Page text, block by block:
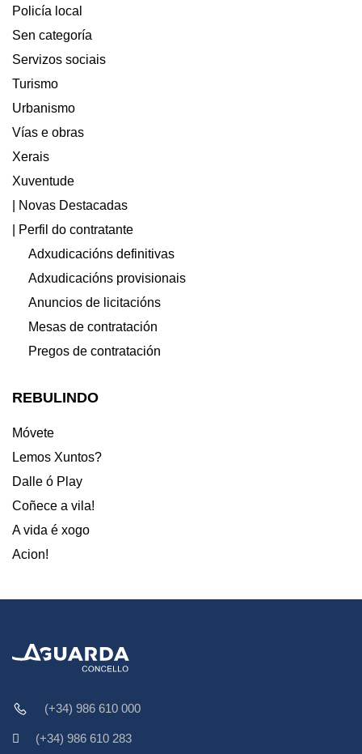
Policía local
Sen categoría
Servizos sociais
Turismo
Urbanismo
Vías e obras
Xerais
Xuventude
| Novas Destacadas
| Perfil do contratante
Adxudicacións definitivas
Adxudicacións provisionais
Anuncios de licitacións
Mesas de contratación
Pregos de contratación
REBULINDO
Móvete
Lemos Xuntos?
Dalle ó Play
Coñece a vila!
A vida é xogo
Acion!
(+34) 986 610 000
(+34) 986 610 283